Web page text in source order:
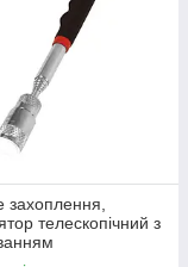
захоплення,
телескопічний з